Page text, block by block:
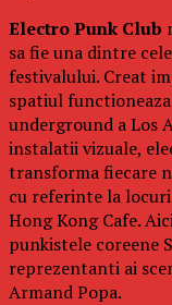
Electro Punk Club
sa fie una dintre
festivalului. Creat
spatiul
underground a Los
instalatii vizuale,
transforma fiecare
cu referinte la locuri
Hong Kong Cafe.
punkistele coreene
reprezentanti ai
Armand Popa.